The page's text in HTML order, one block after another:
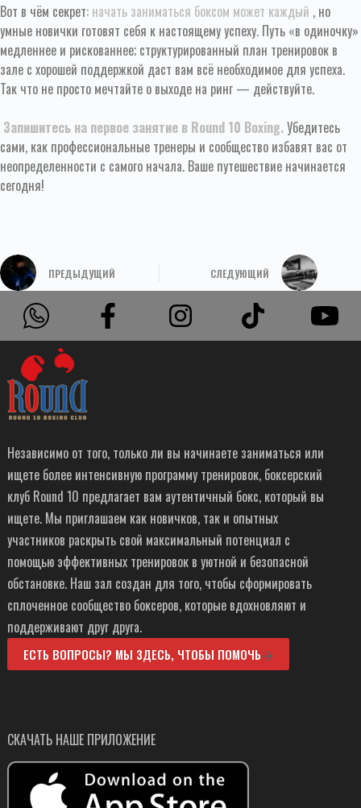
Вот в чём секрет: начать заниматься боксом может каждый , но
умные новички готовят себя к настоящему успеху. Путь «в одиночку»
медленнее и рискованнее; структурированный план тренировок в
зале с хорошей поддержкой даст вам всё необходимое для успеха.
Так что не просто мечтайте о выходе на ринг — действуйте.
Запишитесь на первое занятие в Round 10 Boxing.Убедитесь
сами, как профессиональные тренеры и сообщество избавят вас от
неопределенности с самого начала. Ваше путешествие начинается
сегодня!
ПРЕДЫДУЩИЙ СЛЕДУЮЩИЙ
Независимо от того, только ли вы начинаете заниматься или
ищете более интенсивную программу тренировок, боксерский
клуб Round 10 предлагает вам аутентичный бокс, который вы
ищете. Мы приглашаем как новичков, так и опытных
участников раскрыть свой максимальный потенциал с
помощью эффективных тренировок в уютной и безопасной
обстановке. Наш зал создан для того, чтобы сформировать
сплоченное сообщество боксеров, которые вдохновляют и
поддерживают друг друга.
ЕСТЬ ВОПРОСЫ? МЫ ЗДЕСЬ, ЧТОБЫ ПОМОЧЬ
СКАЧАТЬ НАШЕ ПРИЛОЖЕНИЕ